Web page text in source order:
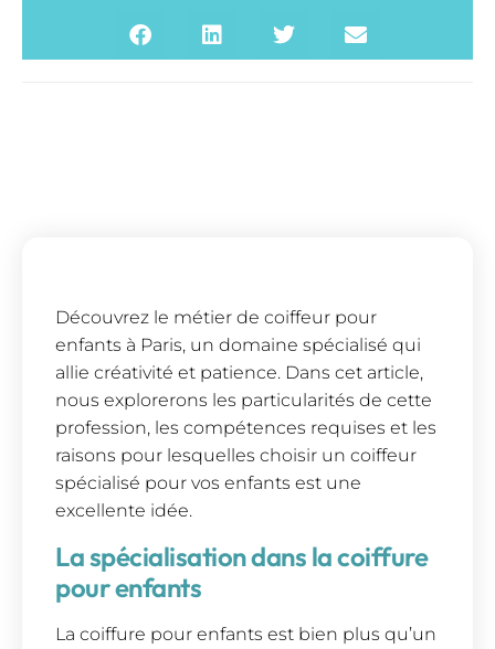
Découvrez le métier de coiffeur pour
enfants à Paris, un domaine spécialisé qui
allie créativité et patience. Dans cet article,
nous explorerons les particularités de cette
profession, les compétences requises et les
raisons pour lesquelles choisir un coiffeur
spécialisé pour vos enfants est une
excellente idée.
La spécialisation dans la coiffure
pour enfants
La coiffure pour enfants est bien plus qu’un